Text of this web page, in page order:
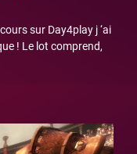
sur Day4play j ‘ai
! Le lot comprend,